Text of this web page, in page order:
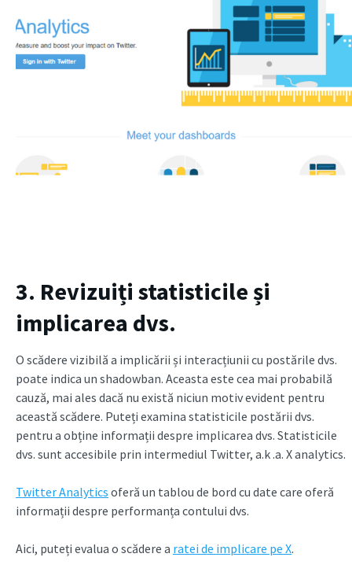
3. Revizuiți statisticile și
implicarea dvs.
O scădere vizibilă a implicării și interacțiunii cu postările dvs.
poate indica un shadowban. Aceasta este cea mai probabilă
cauză, mai ales dacă nu există niciun motiv evident pentru
această scădere. Puteți examina statisticile postării dvs.
pentru a obține informații despre implicarea dvs. Statisticile
dvs. sunt accesibile prin intermediul Twitter, a.k .a. X analytics.
Twitter Analytics oferă un tablou de bord cu date care oferă
informații despre performanța contului dvs.
Aici, puteți evalua o scădere a ratei de implicare pe X.